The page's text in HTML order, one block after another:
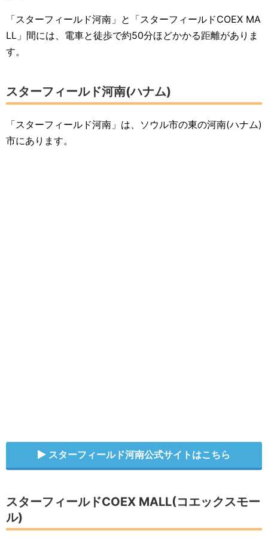
「スターフィールド河南」と「スターフィールドCOEX MA
LL」間には、電車と徒歩で約50分ほどかかる距離がありま
す。
スターフィールド河南(ハナム)
「スターフィールド河南」は、ソウル市の東の河南(ハナム)
市にあります。
スターフィールド河南公式サイトはこちら
スターフィールドCOEX MALL(コエックスモー
ル)